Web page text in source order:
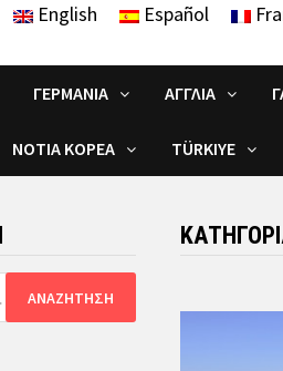
English Español
ΓΕΡΜΑΝΊΑ ΑΓΓΛΊΑ
ΝΌΤΙΑ ΚΟΡΈΑ TÜRKIYE